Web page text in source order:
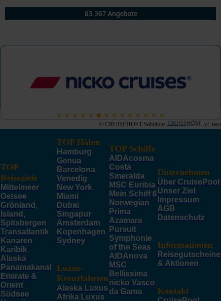
© CRUISEHOST Solutions V4.1663
TOP
Reiseziele
Mittelmeer
Ostsee
Grönland,
Island,
Spitsbergen
Transatlantik
Kanaren
Karibik
Alaska
Panamakanal
Emirate &
Orient
Südsee
TOP Häfen
Hamburg
Genua
Barcelona
Venedig
New York
Miami
Dubai
Singapur
Amsterdam
Kopenhagen
Sydney
Luxus-
Kreuzfahrten
Alaska Luxus
Afrika Luxus
TOP Schiffe
AIDAcosma
Costa
Smeralda
MSC Euribia
Mein Schiff 6
Norwegian
Prima
Azamara
Pursuit
Symphonie
of the Seas
AIDAnova
MSC
Bellissima
nicko Vasco
da Gama
Unternehmen
Über CruisePool
Unser Ziel
Impressum
AGB
Datenschutz
Informationen
Reisegutscheine
& Aktionen
Kontakt